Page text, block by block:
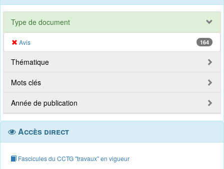
Type de document
Avis 164
Thématique
Mots clés
Année de publication
Accès direct
Fascicules du CCTG "travaux" en vigueur